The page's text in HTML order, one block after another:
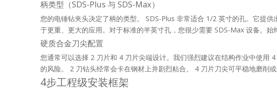
柄类型（SDS-Plus 与 SDS-Max）
您的电锤钻夹头决定了柄的类型。 SDS-Plus 非常适合 1/2 英寸的孔。它提
于更重、更大的应用。对于标准的半英寸孔，您很少需要 SDS-Max 设备。始
硬质合金刀尖配置
您通常可以选择 2 刀片和 4 刀片尖端设计。我们强烈建议在结构作业中使用
的风险。 2 刀钻头经常会卡在钢材上并剧烈粘合。 4 刀片刀尖可平稳地磨削
4步工程级安装框架